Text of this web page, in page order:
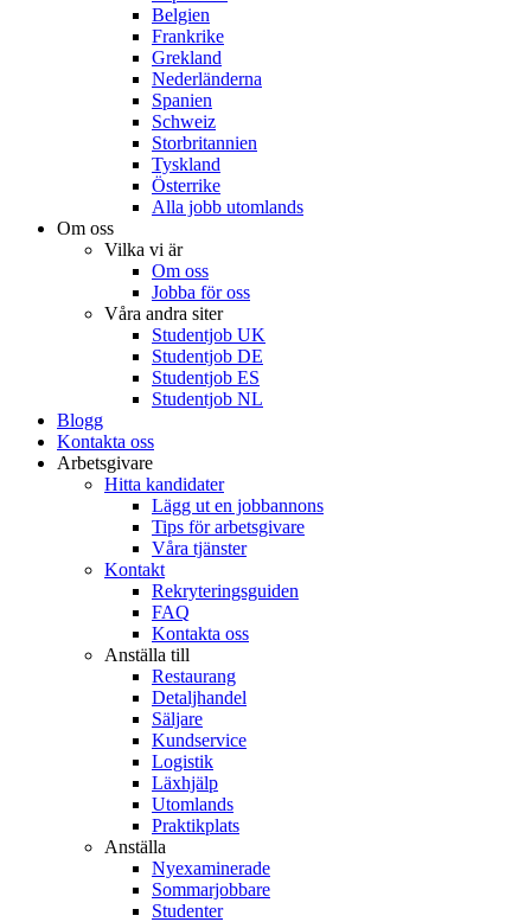
Belgien
Frankrike
Grekland
Nederländerna
Spanien
Schweiz
Storbritannien
Tyskland
Österrike
Alla jobb utomlands
Om oss
Vilka vi är
Om oss
Jobba för oss
Våra andra siter
Studentjob UK
Studentjob DE
Studentjob ES
Studentjob NL
Blogg
Kontakta oss
Arbetsgivare
Hitta kandidater
Lägg ut en jobbannons
Tips för arbetsgivare
Våra tjänster
Kontakt
Rekryteringsguiden
FAQ
Kontakta oss
Anställa till
Restaurang
Detaljhandel
Säljare
Kundservice
Logistik
Läxhjälp
Utomlands
Praktikplats
Anställa
Nyexaminerade
Sommarjobbare
Studenter